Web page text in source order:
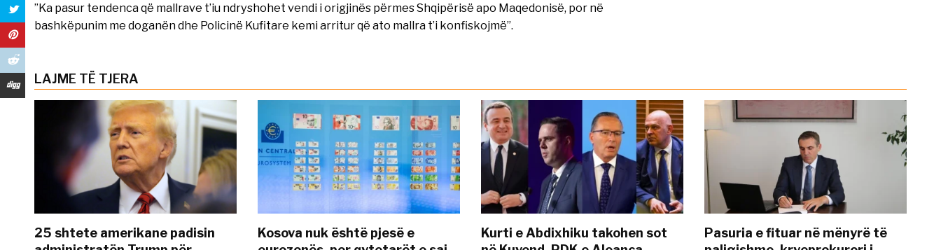
”Ka pasur tendenca që mallrave t’iu ndryshohet vendi i origjinës përmes Shqipërisë apo Maqedonisë, por në
bashkëpunim me doganën dhe Policinë Kufitare kemi arritur që ato mallra t’i konfiskojmë”.
LAJME TË TJERA
25 shtete amerikane padisin
Kosova nuk është pjesë e
Kurti e Abdixhiku takohen sot
Pasuria e fituar në mënyrë të